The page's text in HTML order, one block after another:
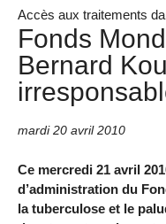
Accès aux traitements
Fonds
Bernard
mardi 20 avril 2010
Ce mercredi 21 avril
d’administration du
la tuberculose et le